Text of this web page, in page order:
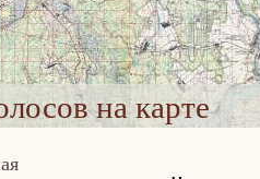
на карте